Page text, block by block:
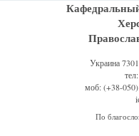
Украина
моб: (+38-
По